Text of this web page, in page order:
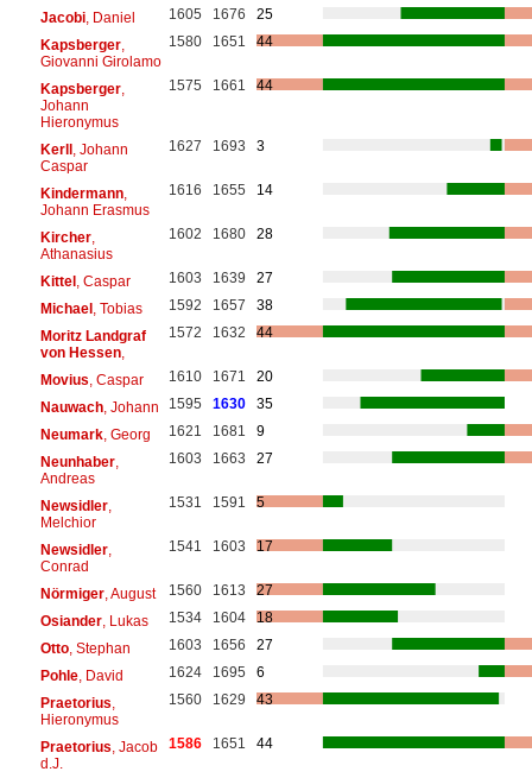
Jacobi, Daniel 1605 1676
25
Kapsberger,
Giovanni Girolamo
1580 1651 44
Kapsberger,
Johann
Hieronymus
1575 1661 44
Kerll, Johann
Caspar
1627 1693 3
Kindermann,
Johann Erasmus
1616 1655 14
Kircher,
Athanasius
1602 1680 28
Kittel, Caspar 1603 1639
27
Michael, Tobias 1592 1657
38
Moritz Landgraf
von Hessen,
1572 1632 44
Movius , Caspar 1610 1671
20
Nauwach, Johann 1595 1630
35
Neumark, Georg 1621 1681
9
Neunhaber,
Andreas
1603 1663 27
Newsidler,
Melchior
1531 1591 5
Newsidler,
Conrad
1541 1603 17
Nörmiger, August 1560 1613
27
Osiander, Lukas 1534 1604
18
Otto, Stephan 1603 1656
27
Pohle, David 1624 1695
6
Praetorius
Hieronymus
1560 1629 43
Praetorius , Jacob
d.J.
1586 1651 44